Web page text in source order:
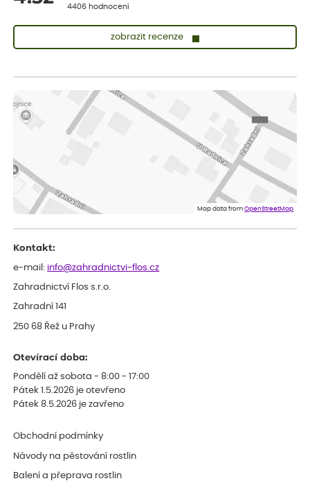
4406 hodnocení
zobrazit recenze
Měla jsem pouze 1objednavku a zatím jsem spokojená se
sazenicemi
Miroslava
Rostliny byly v pořádku, dobře zabalené, celková spokojenost.
Doporučuji :). Spokojenost, stromky v pěkném stavu. Jediné, co
my chybělo, bylo komunikování nedostupného zboží před
Map data fromOpenStreetMap
Kontakt:
e-mail: info@zahradnictvi-flos.cz
Zahradnictví Flos s.r.o.
Zahradní 141
250 68 Řež u Prahy
Otevírací doba:
Pondělí až sobota - 8:00 - 17:00
Pátek 1.5.2026 je otevřeno
Pátek 8.5.2026 je zavřeno
Obchodní podmínky
Návody na pěstování rostlin
Balení a přeprava rostlin